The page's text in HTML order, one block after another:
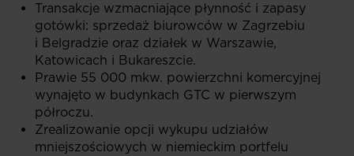
Transakcje wzmacniające płynność i zapasy
gotówki: sprzedaż biurowców w Zagrzebiu
i Belgradzie oraz działek w Warszawie,
Katowicach i Bukareszcie.
Prawie 55 000 mkw. powierzchni komercyjnej
wynajęto w budynkach GTC w pierwszym
półroczu.
Zrealizowanie opcji wykupu udziałów
mniejszościowych w niemieckim portfelu